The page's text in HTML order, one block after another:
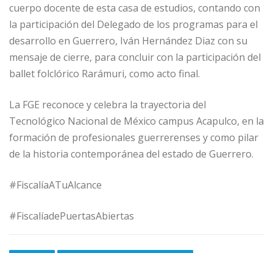
cuerpo docente de esta casa de estudios, contando con
la participación del Delegado de los programas para el
desarrollo en Guerrero, Iván Hernández Diaz con su
mensaje de cierre, para concluir con la participación del
ballet folclórico Rarámuri, como acto final.
La FGE reconoce y celebra la trayectoria del
Tecnológico Nacional de México campus Acapulco, en la
formación de profesionales guerrerenses y como pilar
de la historia contemporánea del estado de Guerrero.
#FiscalíaATuAlcance
#FiscalíadePuertasAbiertas